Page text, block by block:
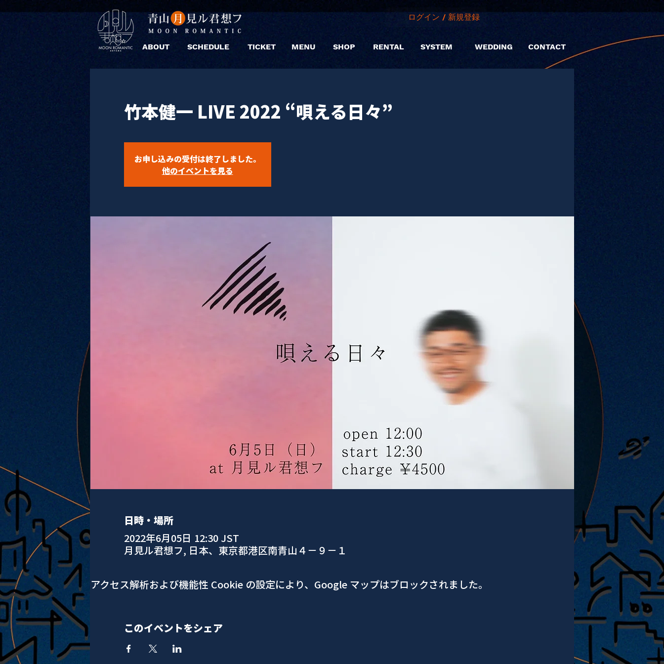
ABOUT SCHEDULE TICKET MENU SHOP
ログイン / 新規登録
RENTAL SYSTEM WEDDING CONTACT
竹本健一 LIVE 2022 “唄える日々”
お申し込みの受付は終了しました。
他のイベントを見る
日時・場所
2022年6月05日 12:30 JST
月見ル君想フ, 日本、東京都港区南青山４−９−１
アクセス解析および機能性 Cookie の設定により、Google マップはブロックされました。
このイベントをシェア